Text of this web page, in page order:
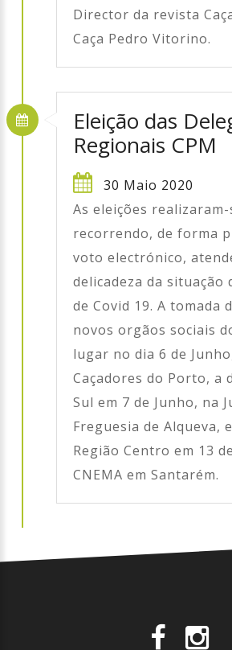
Director da revista
Caça Pedro Vitorino.
Eleição das
Regionais CPM
30 Maio 2020
As eleições realizaram-
recorrendo, de forma
voto electrónico,
delicadeza da situação
de Covid 19. A tomada
novos orgãos sociais
lugar no dia 6 de
Caçadores do Porto, a
Sul em 7 de Junho, na
Freguesia de Alqueva,
Região Centro em 13
CNEMA em Santarém.